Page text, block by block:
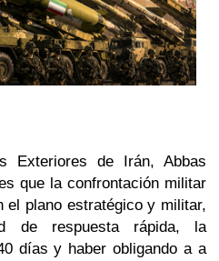
Exteriores de Irán, Abbas
que la confrontación militar
el plano estratégico y militar,
de respuesta rápida, la
días y haber obligando a a